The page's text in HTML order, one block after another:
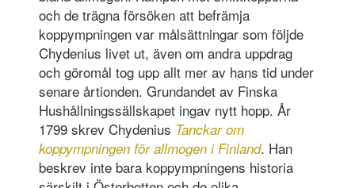
och de trägna försöken att befrämja
koppympningen var målsättningar som följde
Chydenius livet ut, även om andra uppdrag
och göromål tog upp allt mer av hans tid under
senare årtionden. Grundandet av Finska
Hushållningssällskapet ingav nytt hopp. År
1799 skrev Chydenius Tanckar om
koppympningen för allmogen i Finland. Han
beskrev inte bara koppympningens historia